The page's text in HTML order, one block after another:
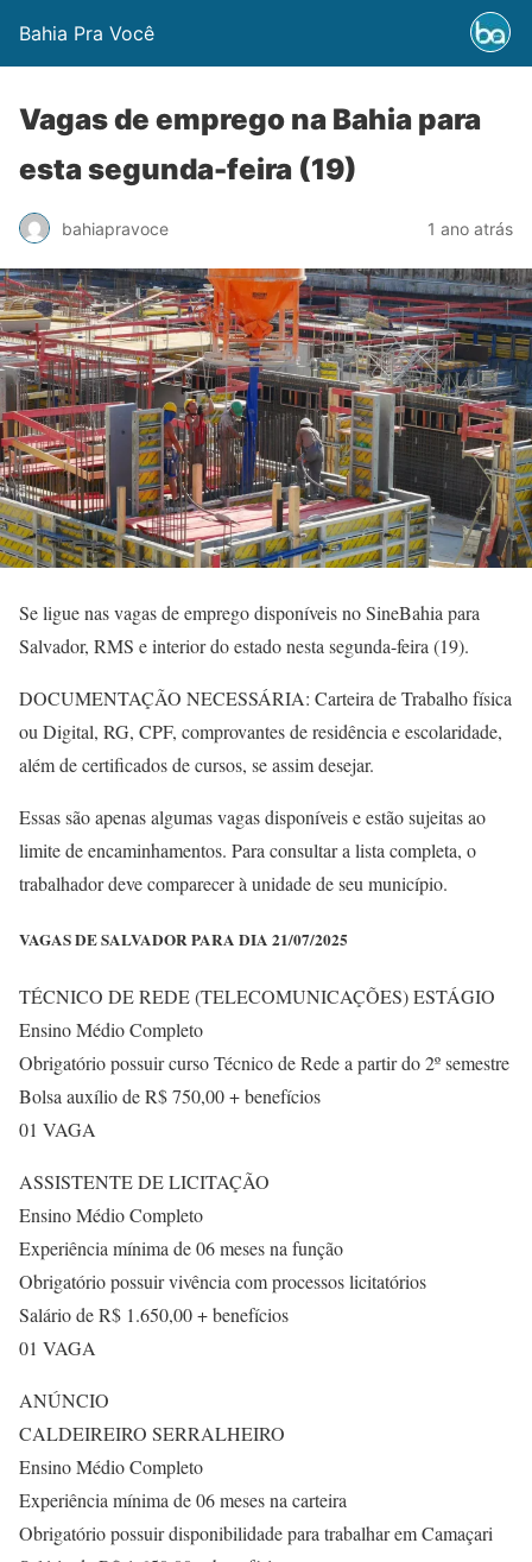
Bahia Pra Você
Vagas de emprego na Bahia para
esta segunda-feira (19)
bahiapravoce 1 ano atrás
Se ligue nas vagas de emprego disponíveis no SineBahia para
Salvador, RMS e interior do estado nesta segunda-feira (19).
DOCUMENTAÇÃO NECESSÁRIA: Carteira de Trabalho física
ou Digital, RG, CPF, comprovantes de residência e escolaridade,
além de certificados de cursos, se assim desejar.
Essas são apenas algumas vagas disponíveis e estão sujeitas ao
limite de encaminhamentos. Para consultar a lista completa, o
trabalhador deve comparecer à unidade de seu município.
VAGAS DE SALVADOR PARA DIA 21/07/2025
TÉCNICO DE REDE (TELECOMUNICAÇÕES) ESTÁGIO
Ensino Médio Completo
Obrigatório possuir curso Técnico de Rede a partir do 2º semestre
Bolsa auxílio de R$ 750,00 + benefícios
01 VAGA
ASSISTENTE DE LICITAÇÃO
Ensino Médio Completo
Experiência mínima de 06 meses na função
Obrigatório possuir vivência com processos licitatórios
Salário de R$ 1.650,00 + benefícios
01 VAGA
ANÚNCIO
CALDEIREIRO SERRALHEIRO
Ensino Médio Completo
Experiência mínima de 06 meses na carteira
Obrigatório possuir disponibilidade para trabalhar em Camaçari